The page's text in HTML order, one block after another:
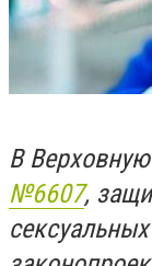
В
№6607,